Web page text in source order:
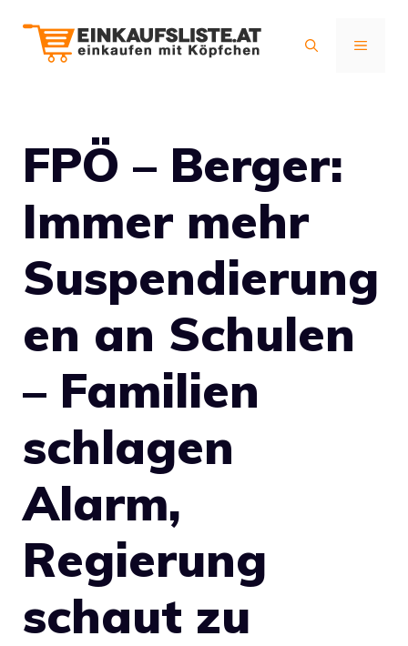
Inhalt
MENÜ
FPÖ – Berger:
Immer mehr
Suspendierung
en an Schulen
– Familien
schlagen
Alarm,
Regierung
schaut zu